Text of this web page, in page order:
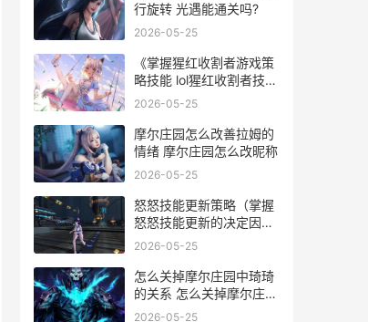
行旋转 光遇能通关吗?
2026-05-25
《掌握猩红收割者游戏策
略技能 lol猩红收割者技能
介绍
2026-05-25
摩尔庄园怎么改善拉姆的
情绪 摩尔庄园怎么改昵称
2026-05-25
怒怒技能更新策略（掌握
怒怒技能更新的决定因素
怒斩是谁的技能
2026-05-25
怎么关掉摩尔庄园中琦琦
的关系 怎么关掉摩尔庄园
的声音
2026-05-25